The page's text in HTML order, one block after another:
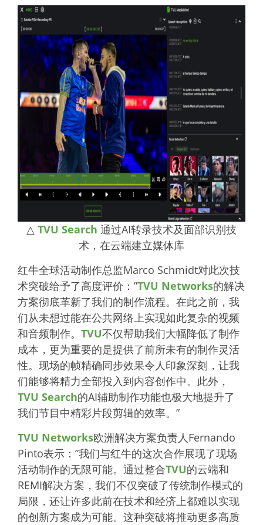
△ TVU Search 通过AI转录技术及面部识别技
术，在云端建立媒体库
红牛全球活动制作总监Marco Schmidt对此次技
术突破给予了高度评价：”TVU Networks的解决
方案彻底革新了我们的制作流程。在此之前，我
们从未想过能在公共网络上实现如此复杂的视频
和音频制作。 TVU不仅帮助我们大幅降低了制作
成本，更为重要的是提供了前所未有的制作灵活
性。现场的帧精确同步效果令人印象深刻，让我
们能够将精力全部投入到内容创作中。此外，
TVU Search的AI辅助制作功能也极大地提升了
我们节目中精彩片段剪辑的效率。”
TVU Networks欧洲解决方案负责人Fernando
Pinto表示：”我们与红牛的这次合作展现了现场
活动制作的无限可能。通过整合TVU的云端和
REMI解决方案，我们不仅突破了传统制作模式的
局限，还让许多此前在技术和经济上都难以实现
的创新方案成为可能。这种突破将推动更多高质